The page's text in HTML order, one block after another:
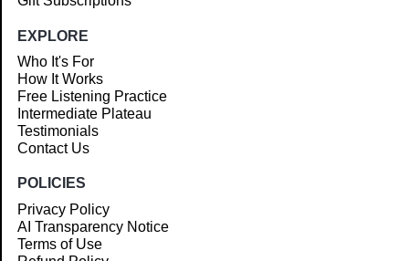
EXPLORE
Who It's For
How It Works
Free Listening Practice
Intermediate Plateau
Testimonials
Contact Us
POLICIES
Privacy Policy
AI Transparency Notice
Terms of Use